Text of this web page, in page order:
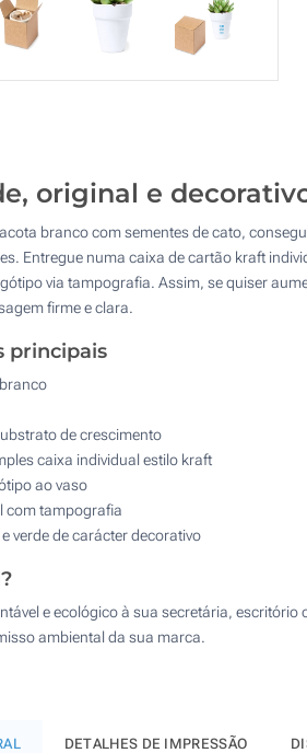
original e
branco com sementes de cato,
Entregue numa caixa de cartão kraft
via tampografia. Assim, se quiser
firme e clara.
principais
de crescimento
caixa individual estilo kraft
ao vaso
com tampografia
verde de carácter decorativo
e ecológico à sua secretária, escritório
ambiental da sua marca.
DETALHES DE IMPRESSÃO